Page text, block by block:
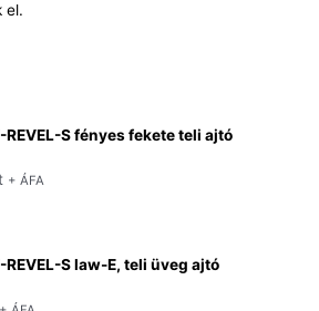
el.
S fényes fekete teli ajtó
+ ÁFA
S law-E, teli üveg ajtó